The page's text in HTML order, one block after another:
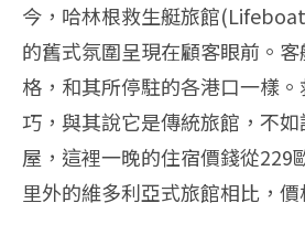
今，哈林根救生艇旅館
的舊式氛圍呈現在顧客眼前。
格，和其所停駐的各港口一樣
巧，與其說它是傳統旅館，不
屋，這裡一晚的住宿價錢從229
里外的維多利亞式旅館相比，